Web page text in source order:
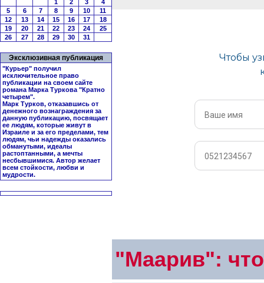
1 2 3
4
5
6 7 8 9 10
11
12
13 14 15 16 17
18
19
20 21 22 23 24
25
26
27 28 29 30 31
Эксклюзивная публикация
"Курьер" получил
исключительное право
публикации на своем сайте
романа Марка Туркова "Кратно
четырем".
Марк Турков, отказавшись от
денежного вознаграждения за
данную публикацию, посвящает
ее людям, которые живут в
Израиле и за его пределами, тем
людям, чьи надежды оказались
обманутыми, идеалы
растоптанными, а мечты
несбывшимися. Автор желает
всем стойкости, любви и
мудрости.
"Маарив":